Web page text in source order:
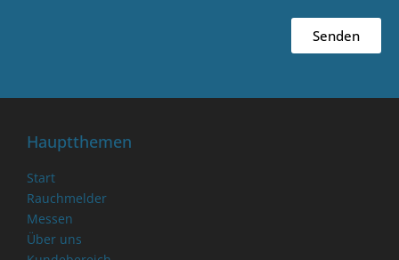
Senden
Hauptthemen
Start
Rauchmelder
Messen
Über uns